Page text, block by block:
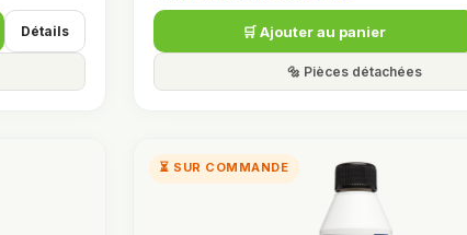
Détails 🛒 Ajouter au panier
🔩 Pièces détachées
⏳ SUR COMMANDE